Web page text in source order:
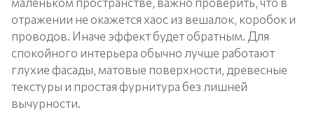
отражении не окажется хаос из вешалок, коробок и
проводов. Иначе эффект будет обратным. Для
спокойного интерьера обычно лучше работают
глухие фасады, матовые поверхности, древесные
текстуры и простая фурнитура без лишней
вычурности.